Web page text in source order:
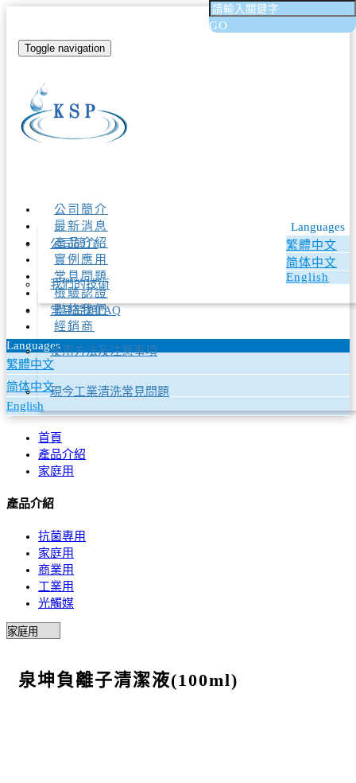
GO
Toggle navigation
Languages
繁體中文
简体中文
English
公司簡介
公司簡介
我們的技術
最新消息
產品介紹
實例應用
常見問題
常見問題FAQ
使用方法及注意事項
現今工業清洗常見問題
檢驗認證
聯絡我們
經銷商
Languages
繁體中文
简体中文
English
首頁
產品介紹
家庭用
產品介紹
抗菌專用
家庭用
商業用
工業用
光觸媒
泉坤負離子清潔液(100ml)